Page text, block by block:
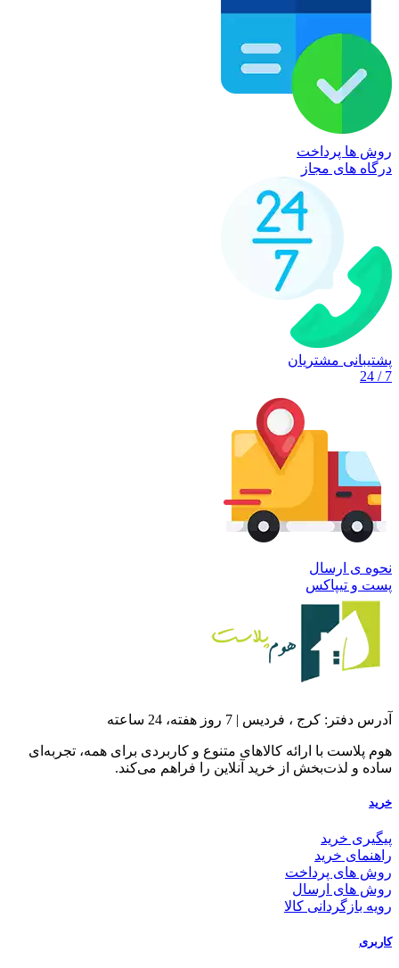
روش ها پرداخت
درگاه های مجاز
پشتیبانی مشتریان
7 / 24
نحوه ی ارسال
پست و تیپاکس
آدرس دفتر: کرج ، فردیس | 7 روز هفته، 24 ساعته
هوم پلاست با ارائه کالاهای متنوع و کاربردی برای همه، تجربه‌ای
ساده و لذت‌بخش از خرید آنلاین را فراهم می‌کند.
خرید
پیگیری خرید
راهنمای خرید
روش های پرداخت
روش های ارسال
رویه بازگردانی کالا
کاربری